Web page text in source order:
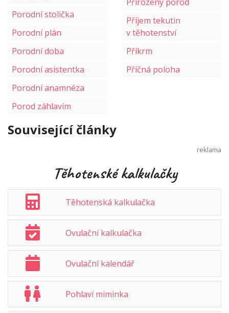
Porodní stolička
Porodní plán
Porodní doba
Porodní asistentka
Porodní anamnéza
Porod záhlavím
Příjem tekutin
v těhotenství
Příkrm
Příčná poloha
Související články
Těhotenské kalkulačky
Těhotenská kalkulačka
Ovulační kalkulačka
Ovulační kalendář
Pohlaví miminka